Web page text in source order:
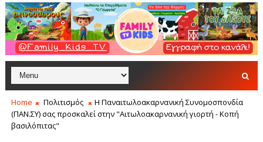
Home Πολιτισμός
Η Παναιτωλοακαρνανική Συνομοσπονδία
(ΠΑΝ.ΣΥ) σας προσκαλεί στην "Αιτωλοακαρνανική γιορτή - Κοπή
βασιλόπιτας"